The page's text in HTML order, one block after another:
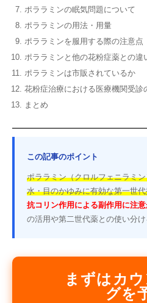
ポララミンの眠気問題について
ポララミンの用法・用量
ポララミンを服用する際の注意点
ポララミンと他の花粉症薬との違
ポララミンは市販されているか
花粉症治療における医療機関受診
まとめ
この記事のポイント
ポララミン（クロルフェニラミ
水・目のかゆみに有効な第一世
抗コリン作用による副作用に注意
の活用や第二世代薬との使い分け
まずはカ
グを